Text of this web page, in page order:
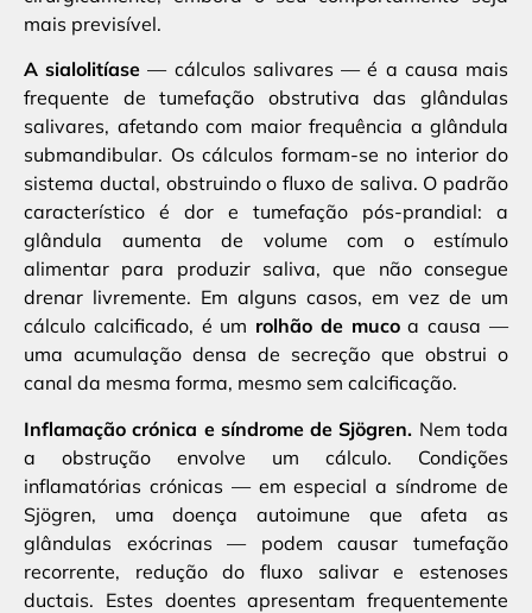
mais previsível.
A sialolitíase — cálculos salivares — é a causa mais
frequente de tumefação obstrutiva das glândulas
salivares, afetando com maior frequência a glândula
submandibular. Os cálculos formam-se no interior do
sistema ductal, obstruindo o fluxo de saliva. O padrão
característico é dor e tumefação pós-prandial: a
glândula aumenta de volume com o estímulo
alimentar para produzir saliva, que não consegue
drenar livremente. Em alguns casos, em vez de um
cálculo calcificado, é um rolhão de mucoa causa —
uma acumulação densa de secreção que obstrui o
canal da mesma forma, mesmo sem calcificação.
Inflamação crónica e síndrome de Sjögren. Nem toda
a obstrução envolve um cálculo. Condições
inflamatórias crónicas — em especial a síndrome de
Sjögren, uma doença autoimune que afeta as
glândulas exócrinas — podem causar tumefação
recorrente, redução do fluxo salivar e estenoses
ductais. Estes doentes apresentam frequentemente